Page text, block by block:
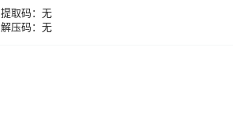
提取码：无
解压码：无